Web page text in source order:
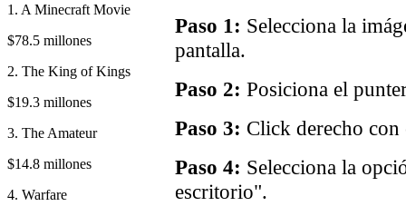
1. A Minecraft Movie
$78.5 millones
2. The King of Kings
$19.3 millones
3. The Amateur
$14.8 millones
4. Warfare
Paso 1: Selecciona la
pantalla.
Paso 2: Posiciona el
Paso 3: Click derecho con
Paso 4: Selecciona la
escritorio".